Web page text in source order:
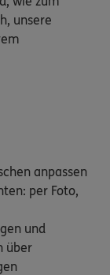
unsere
anpassen
per Foto,
und
über